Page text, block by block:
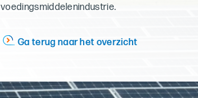
voedingsmiddelenindustrie.
Ga terug naar het overzicht